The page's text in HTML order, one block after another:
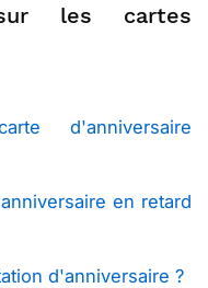
les cartes
d'anniversaire
en retard
d'anniversaire ?